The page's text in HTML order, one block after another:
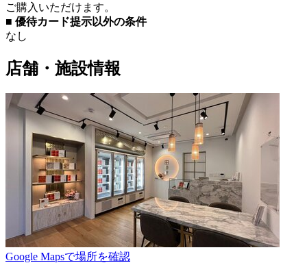
ご購入いただけます。
■ 優待カード提示以外の条件
なし
店舗・施設情報
Google Mapsで場所を確認